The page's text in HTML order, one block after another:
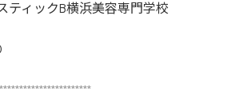
ティックB横浜美容専門学校